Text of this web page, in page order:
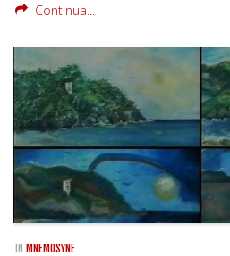
Continua...
IN MNEMOSYNE